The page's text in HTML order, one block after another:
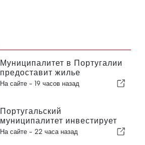
Муниципалитет в Португалии
предоставит жилье
гражданам
На сайте - 19 часов назад
Португальский
муниципалитет инвестирует
более 190 000 евро в систему
На сайте - 22 часа назад